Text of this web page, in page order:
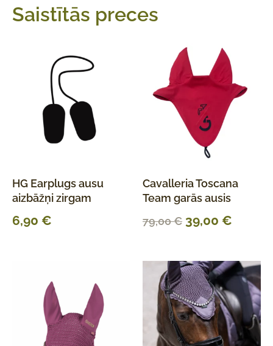
Saistītās preces
HG Earplugs ausu
aizbāžņi zirgam
6,90 €
Cavalleria Toscana
Team garās ausis
79,00€ 39,00 €